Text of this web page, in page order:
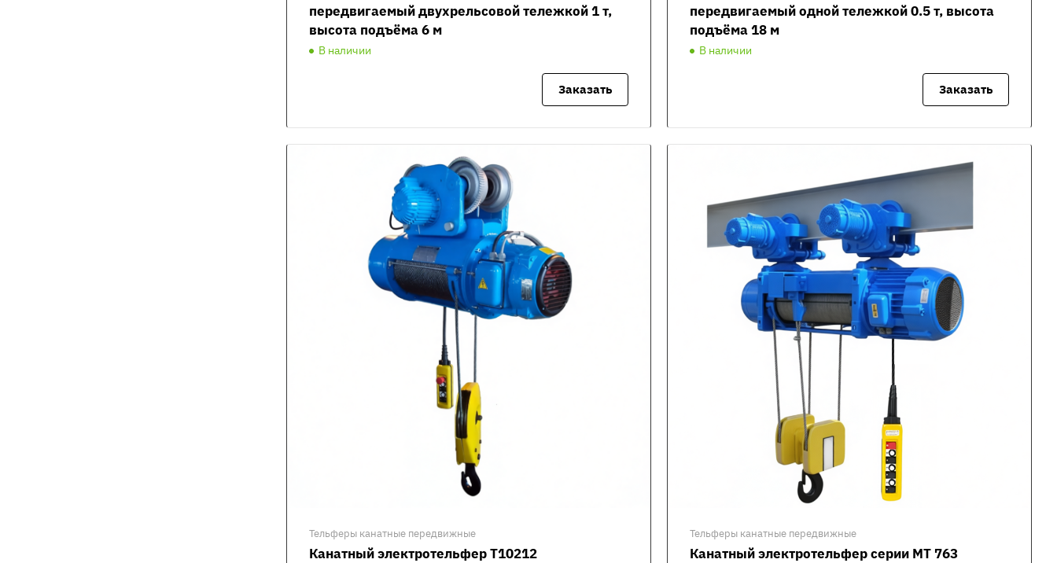
передвигаемый двухрельсовой тележкой 1 т,
высота подъёма 6 м
В наличии
Заказать
передвигаемый одной тележкой 0.5 т, высота
подъёма 18 м
В наличии
Заказать
Тельферы канатные передвижные
Канатный электротельфер Т10212
Тельферы канатные передвижные
Канатный электротельфер серии MT 763